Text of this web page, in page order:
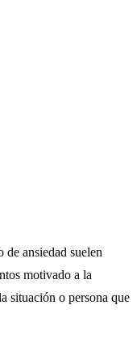
de ansiedad suelen
motivado a la
situación o persona que